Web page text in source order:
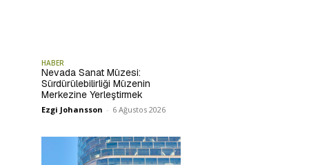
HABER
Nevada Sanat Müzesi:
Sürdürülebilirliği Müzenin
Merkezine Yerleştirmek
Ezgi Johansson - 6 Ağustos 2026